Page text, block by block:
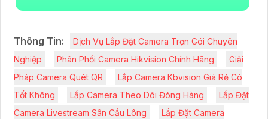
Thông Tin:
Dịch Vụ Lắp Đặt Camera Trọn Gói Chuyên
Nghiệp
Phân Phối Camera Hikvision Chính Hãng
Giải
Pháp Camera Quét QR
Lắp Camera Kbvision Giá Rẻ Có
Tốt Không
Lắp Camera Theo Dõi Đóng Hàng
Lắp Đặt
Camera Livestream Sân Cầu Lông
Lắp Đặt Camera